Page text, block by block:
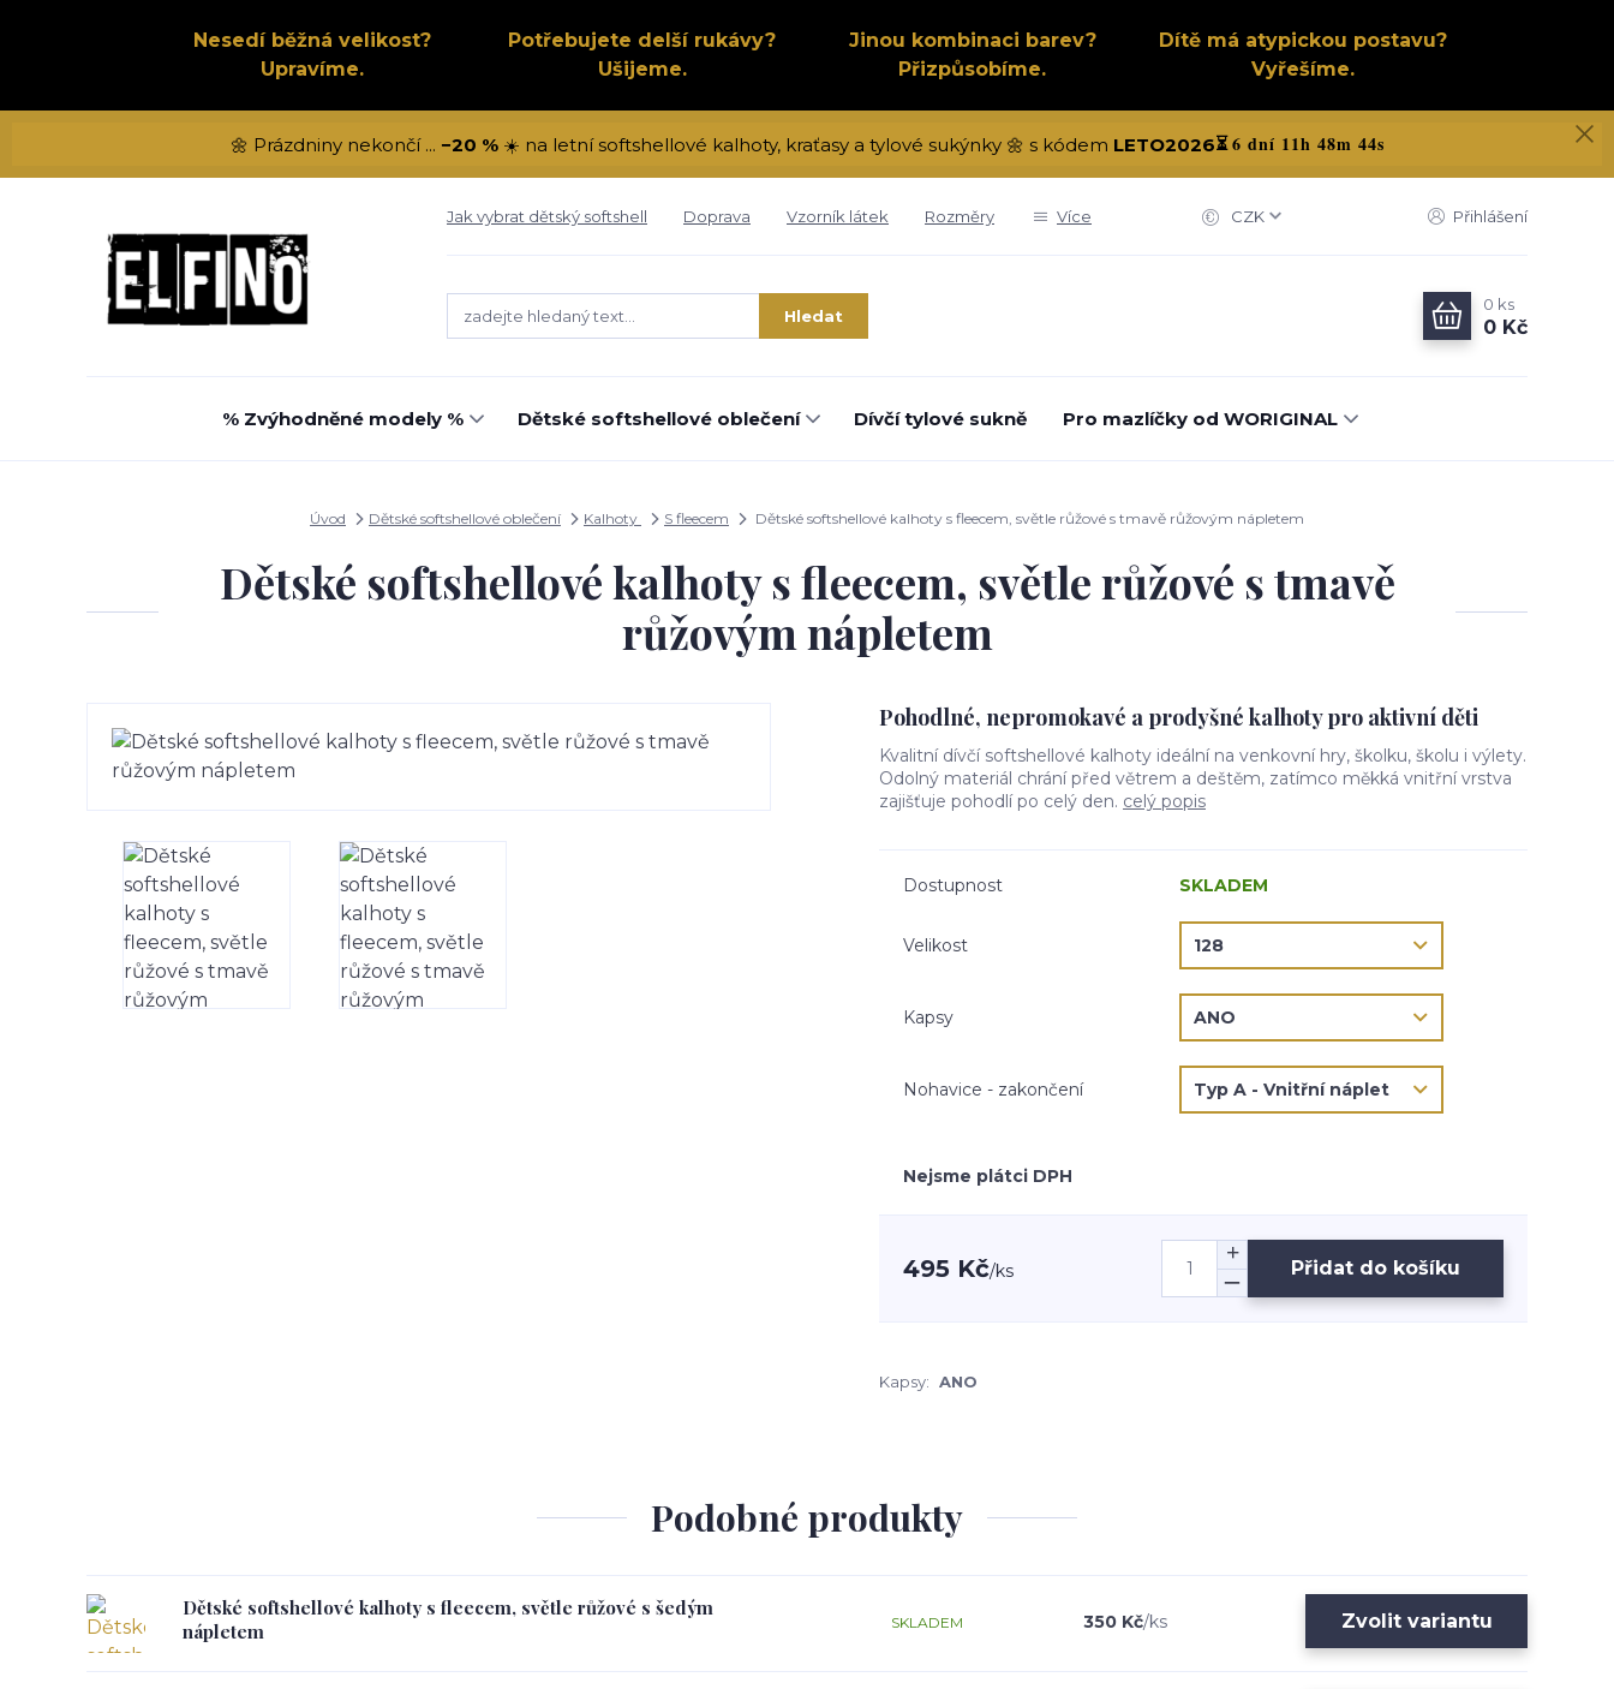
Nesedí běžná velikost?
Upravíme.
Potřebujete delší rukávy?
Ušijeme.
Jinou kombinaci barev?
Přizpůsobíme.
Dítě má atypickou postavu?
Vyřešíme.
🌼 Prázdniny nekončí ... −20 %☀️ na letní softshellové kalhoty, kraťasy a tylové sukýnky 🌼 s kódem LETO2026⏳6 dní 11h 48m 43s
Jak vybrat dětský softshell Doprava Vzorník látek Rozměry Více CZK Přihlášení
Hledat
0 ks
0 Kč
% Zvýhodněné modely % Dětské softshellové oblečení Dívčí tylové sukně Pro mazlíčky od WORIGINAL
Úvod Dětské softshellové oblečení Kalhoty S fleecem Dětské softshellové kalhoty s fleecem, světle růžové s tmavě růžovým nápletem
Dětské softshellové kalhoty s fleecem, světle růžové s tmavě
růžovým nápletem
Pohodlné, nepromokavé a prodyšné kalhoty pro aktivní děti
Kvalitní dívčí softshellové kalhoty ideální na venkovní hry, školku, školu i výlety.
Odolný materiál chrání před větrem a deštěm, zatímco měkká vnitřní vrstva
zajišťuje pohodlí po celý den. celý popis
Dostupnost SKLADEM
Velikost
Kapsy
Nohavice - zakončení
Nejsme plátci DPH
495 Kč/ks Přidat do košíku
Kapsy: ANO
Podobné produkty
Dětské softshellové kalhoty s fleecem, světle růžové s šedým
nápletem
350 Kč/ks
SKLADEM Zvolit variantu